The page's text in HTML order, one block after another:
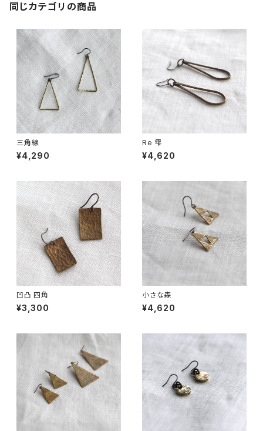
同じカテゴリの商品
三角線
¥4,290
Re 雫
¥4,620
凹凸 四角
¥3,300
小さな森
¥4,620